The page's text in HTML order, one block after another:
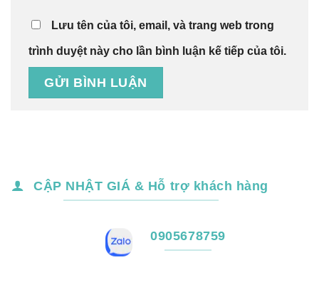
Lưu tên của tôi, email, và trang web trong
trình duyệt này cho lần bình luận kế tiếp của tôi.
CẬP NHẬT GIÁ & Hỗ trợ khách hàng
0905678759